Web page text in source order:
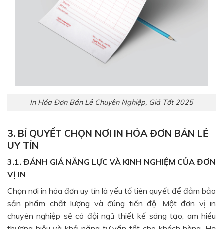
In Hóa Đơn Bán Lẻ Chuyên Nghiệp, Giá Tốt 2025
3. BÍ QUYẾT CHỌN NƠI IN HÓA ĐƠN BÁN LẺ
UY TÍN
3.1. ĐÁNH GIÁ NĂNG LỰC VÀ KINH NGHIỆM CỦA ĐƠN
VỊ IN
Chọn nơi in hóa đơn uy tín là yếu tố tiên quyết để đảm bảo
sản phẩm chất lượng và đúng tiến độ. Một đơn vị in
chuyên nghiệp sẽ có đội ngũ thiết kế sáng tạo, am hiểu